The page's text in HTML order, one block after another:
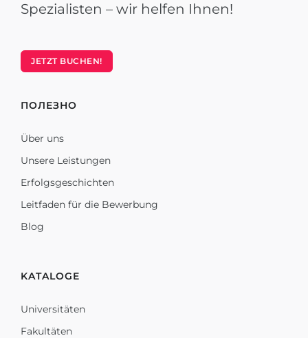
Spezialisten – wir helfen Ihnen!
JETZT BUCHEN!
ПОЛЕЗНО
Über uns
Unsere Leistungen
Erfolgsgeschichten
Leitfaden für die Bewerbung
Blog
KATALOGE
Universitäten
Fakultäten